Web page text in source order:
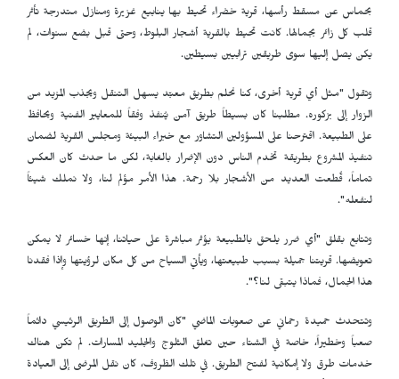
بحماس عن مسقط رأسها، قرية خضراء تحيط بها ينابيع غزيرة ومنازل متدرجة تأثر
قلب كل زائر بجمالها. كانت تحيط بالقرية أشجار البلوط، وحتى قبل بضع سنوات، لم
يكن يصل إليها سوى طريقين ترابيين بسيطين.
وتقول "مثل أي قرية أخرى، كنا نحلم بطريق معبّد يسهل التنقل ويجذب المزيد من
الزوار إلى بزكوره. مطلبنا كان بسيطاً طريق آمن يُنفذ وفقاً للمعايير الفنية ويحافظ
على الطبيعة. اقترحنا على المسؤولين التشاور مع خبراء البيئة ومجلس القرية لضمان
تنفيذ المشروع بطريقة تخدم الناس دون الإضرار بالغابة، لكن ما حدث كان العكس
تماماً، قُطعت العديد من الأشجار بلا رحمة. هذا الأمر مؤلم لنا، ولا نملك شيئاً
لنفعله".
وتتابع بقلق "أي ضرر يلحق بالطبيعة يؤثر مباشرة على حياتنا، إنها خسائر لا يمكن
تعويضها. قريتنا جميلة بسبب طبيعتها، ويأتي السياح من كل مكان لرؤيتها وإذا فقدنا
هذا الجمال، فماذا يتبقى لنا؟".
وتتحدث حميدة رحماني عن صعوبات الماضي "كان الوصول إلى الطريق الرئيسي دائماً
صعباً وخطيراً، خاصة في الشتاء حين تغلق الثلوج والجليد المسارات. لم تكن هناك
خدمات طرق ولا إمكانية لفتح الطريق. في تلك الظروف، كان نقل المرضى إلى العيادة